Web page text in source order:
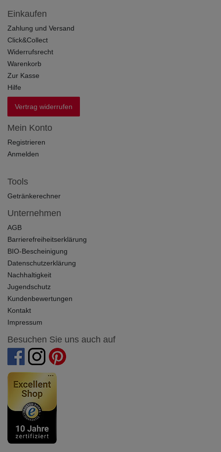
Einkaufen
Zahlung und Versand
Click&Collect
Widerrufsrecht
Warenkorb
Zur Kasse
Hilfe
Vertrag widerrufen
Mein Konto
Registrieren
Anmelden
Tools
Getränkerechner
Unternehmen
AGB
Barrierefreiheitserklärung
BIO-Bescheinigung
Datenschutzerklärung
Nachhaltigkeit
Jugendschutz
Kundenbewertungen
Kontakt
Impressum
Besuchen Sie uns auch auf